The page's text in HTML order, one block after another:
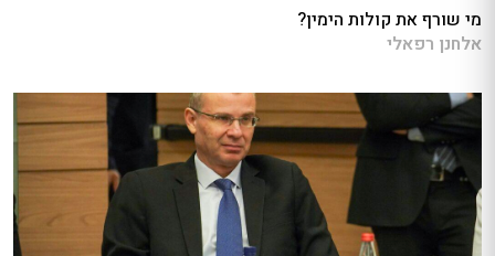
מי שורף את קולות הימין?
אלחנן רפאלי